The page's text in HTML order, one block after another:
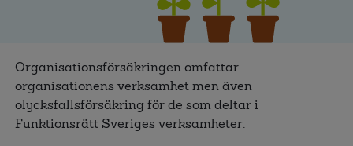
Organisationsförsäkringen omfattar
organisationens verksamhet men även
olycksfallsförsäkring för de som deltar i
Funktionsrätt Sveriges verksamheter.